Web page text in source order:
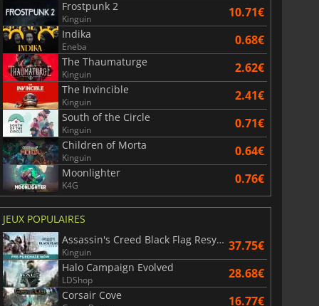
6.75€
WARHAMMER 3
15.48
Frostpunk 2
Kinguin 10.71€
Indika
Eneba 0.68€
The Thaumaturge
Kinguin 2.62€
The Invincible
Kinguin 2.41€
South of the Circle
Kinguin 0.71€
Children of Morta
Kinguin 0.64€
Moonlighter
K4G 0.76€
JEUX POPULAIRES
Assassin's Creed Black Flag Resynced
Kinguin 37.75€
Halo Campaign Evolved
LDShop 28.68€
Corsair Cove 16.77€